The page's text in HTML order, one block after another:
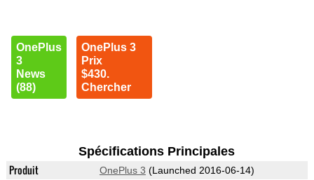
OnePlus
3
News
(88)
OnePlus 3
Prix
$430.
Chercher
Spécifications Principales
Produit OnePlus 3 (Launched 2016-06-14)